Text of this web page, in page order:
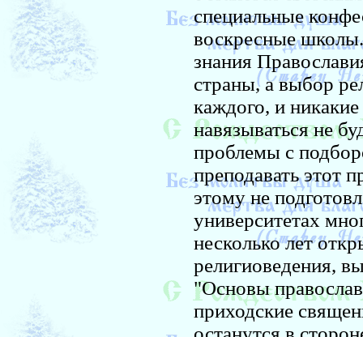
специальные
воскресные
знания
страны, а выбор
каждого, и
навязываться не
проблемы с
преподавать этот
этому не
университетах
несколько лет
религиоведения,
"Основы
приходские